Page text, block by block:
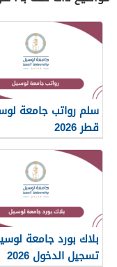
سلم رواتب جامعة
قطر 2026
بلاك بورد جامعة
تسجيل الدخول 2026